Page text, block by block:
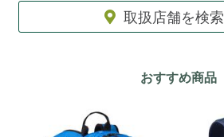
取扱店舗を検
おすすめ商品